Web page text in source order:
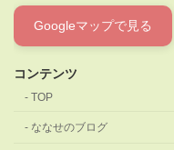
Googleマップで見る
コンテンツ
TOP
ななせのブログ